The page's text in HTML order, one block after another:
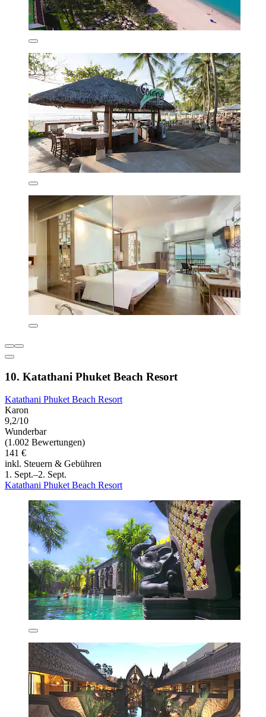
10. Katathani Phuket Beach Resort
Katathani Phuket Beach Resort
Karon
9,2/10
Wunderbar
(1.002 Bewertungen)
141 €
inkl. Steuern & Gebühren
1. Sept.–2. Sept.
Katathani Phuket Beach Resort